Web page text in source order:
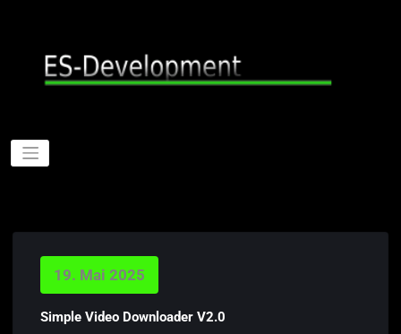
19. Mai 2025
Simple Video Downloader V2.0